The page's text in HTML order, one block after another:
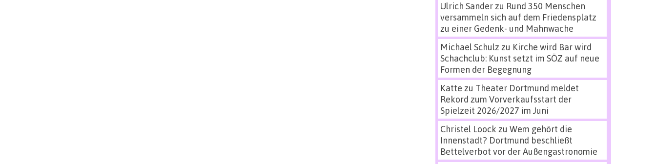
Ulrich Sanderzu Rund 350 Menschen
versammeln sich auf dem Friedensplatz
zu einer Gedenk- und Mahnwache
Michael Schulz zu Kirche wird Bar wird
Schachclub: Kunst setzt im SÖZ auf neue
Formen der Begegnung
Katte zu Theater Dortmund meldet
Rekord zum Vorverkaufsstart der
Spielzeit 2026/2027 im Juni
Christel Loock zu Wem gehört die
Innenstadt? Dortmund beschließt
Bettelverbot vor der Außengastronomie